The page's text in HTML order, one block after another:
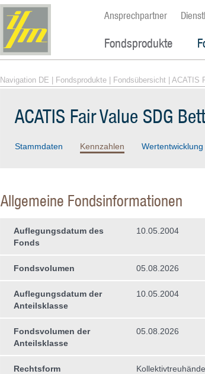
Ansprechpartner
Fondsprodukte
Navigation DE Fondsprodukte| Fondsübersicht| ACATIS
ACATIS Fair Value SDG
Stammdaten Kennzahlen Wertentwicklung
Allgemeine Fondsinformationen
Auflegungsdatum des
Fonds
10.05.2004
Fondsvolumen 05.08.2026
Auflegungsdatum der
Anteilsklasse
10.05.2004
Fondsvolumen der
Anteilsklasse
05.08.2026
Rechtsform